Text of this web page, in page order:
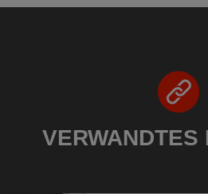
VERWANDTES